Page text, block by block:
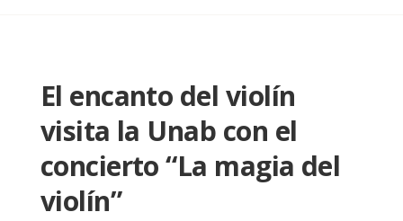
El encanto del violín
visita la Unab con el
concierto “La magia del
violín”